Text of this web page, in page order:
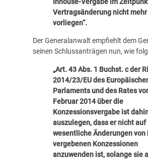
Vertragsänderung nicht mehr
vorliegen“.
Der Generalanwalt empfiehlt dem
seinen Schlussanträgen nun, wie
„Art. 43 Abs. 1 Buchst. c der
2014/23/EU des
Parlaments und des Rates
Februar 2014 über die
Konzessionsvergabe ist
auszulegen, dass er nicht auf
wesentliche Änderungen von
vergebenen Konzessionen
anzuwenden ist, solange sie